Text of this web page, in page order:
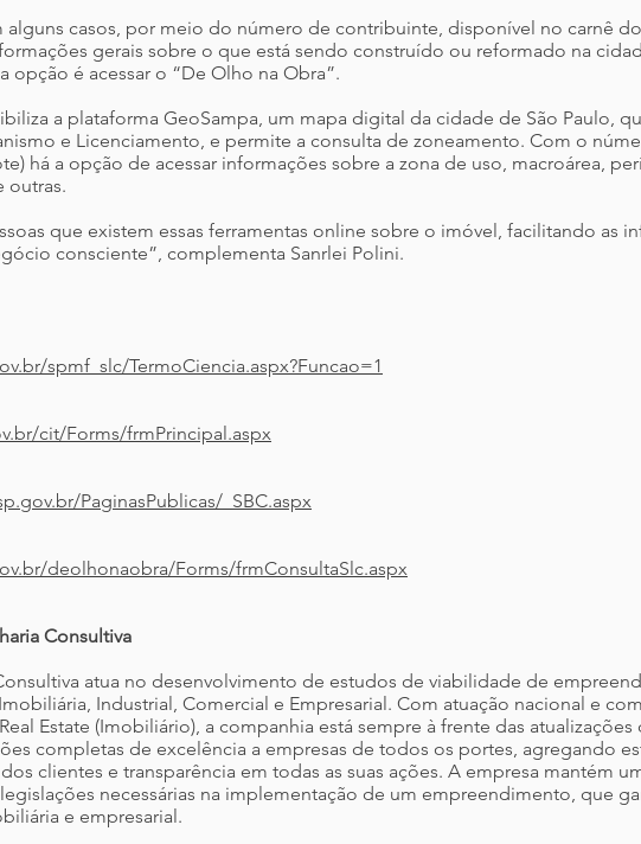
casos, por meio do número de contribuinte, disponível no carnê
gerais sobre o que está sendo construído ou reformado na
opção é acessar o “De Olho na Obra”.
a plataforma GeoSampa, um mapa digital da cidade de São Paulo,
e Licenciamento, e permite a consulta de zoneamento. Com o
há a opção de acessar informações sobre a zona de uso, macroárea,
outras.
que existem essas ferramentas online sobre o imóvel, facilitando as
consciente”, complementa Sanrlei Polini.
spmf_slc/TermoCiencia.aspx?Funcao=1
cit/Forms/frmPrincipal.aspx
PaginasPublicas/_SBC.aspx
deolhonaobra/Forms/frmConsultaSlc.aspx
Consultiva
atua no desenvolvimento de estudos de viabilidade de
Industrial, Comercial e Empresarial. Com atuação nacional e
Estate (Imobiliário), a companhia está sempre à frente das atualizações
completas de excelência a empresas de todos os portes, agregando
clientes e transparência em todas as suas ações. A empresa mantém
necessárias na implementação de um empreendimento, que
e empresarial.